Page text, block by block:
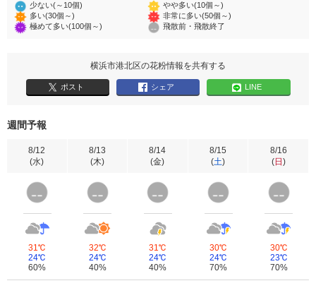
少ない(～10個)
やや多い(10個～)
多い(30個～)
非常に多い(50個～)
極めて多い(100個～)
飛散前・飛散終了
横浜市港北区の花粉情報を共有する
ポスト シェア LINE
週間予報
8/12
(水)
31℃
24℃
60%
8/13
(木)
32℃
24℃
40%
8/14
(金)
31℃
24℃
40%
8/15
(土)
30℃
24℃
70%
8/16
(日 )
30℃
23℃
70%